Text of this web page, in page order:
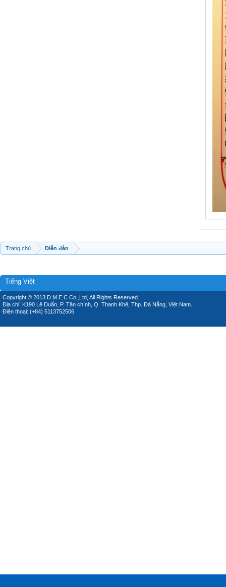
Trang chủ Diễn đàn
Tiếng Việt
Copyright © 2013 D.M.E.C Co.,Ltd, All Rights Reserved.
Địa chỉ: K190 Lê Duẩn, P. Tân chính, Q. Thanh Khê, Thp. Đà Nẵng, Việt Nam.
Điện thoại: (+84) 5113752506